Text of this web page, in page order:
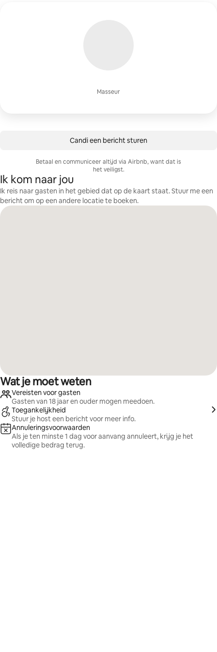
Masseur
Candi een bericht sturen
Betaal en communiceer altijd via Airbnb, want dat is
het veiligst.
Ik kom naar jou
Ik reis naar gasten in het gebied dat op de kaart staat. Stuur me een
bericht om op een andere locatie te boeken.
Wat je moet weten
Vereisten voor gasten
Gasten van 18 jaar en ouder mogen meedoen.
Toegankelijkheid
Stuur je host een bericht voor meer info.
Annuleringsvoorwaarden
Als je ten minste 1 dag voor aanvang annuleert, krijg je het
volledige bedrag terug.